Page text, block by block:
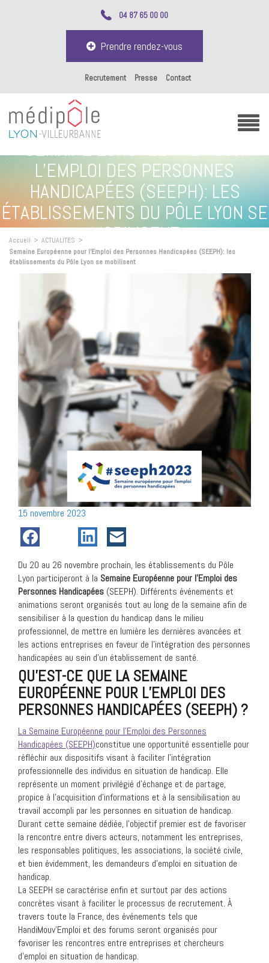
04 87 65 00 00
Prendre rendez-vous
Recrutement Presse Contact
SEMAINE EUROPÉENNE POUR
L’EMPLOI DES PERSONNES
HANDICAPÉES (SEEPH): LES
ÉTABLISSEMENTS DU PÔLE LYON SE
MOBILISENT
Accueil > ACTUALITES >
Semaine Européenne pour l’Emploi des Personnes Handicapées (SEEPH): les
établissements du Pôle Lyon se mobilisent
Posté
le
15 novembre 2023
Du 20 au 26 novembre prochain, les établissements du Pôle
Lyon participeront à la Semaine Européenne pour l’Emploi des
Personnes Handicapées (SEEPH). Différents événements et
animations seront organisés tout au long de la semaine afin de
sensibiliser à la question du handicap dans le milieu
professionnel, de mettre en lumière les dernières avancées et
les actions entreprises en faveur de l’intégration des personnes
handicapées au sein d’un établissement de santé.
QU’EST-CE QUE LA SEMAINE
EUROPÉENNE POUR L’EMPLOI DES
PERSONNES HANDICAPÉES (SEEPH) ?
La Semaine Européenne pour l’Emploi des Personnes
Handicapées (SEEPH)constitue une opportunité essentielle pour
réfléchir aux dispositifs visant à faciliter l’intégration
professionnelle des individus en situation de handicap. Elle
représente un moment privilégié d’échange et de partage,
propice à l’acquisition d’informations et à la sensibilisation au
travail accompli par les personnes en situation de handicap.
Durant cette semaine dédiée, l’objectif premier est de favoriser
la rencontre entre divers acteurs, notamment les entreprises,
les responsables politiques, les associations, la société civile,
et bien évidemment, les demandeurs d’emploi en situation de
handicap.
La SEEPH se caractérise enfin et surtout par des actions
concrètes visant à faciliter le processus de recrutement. À
travers toute la France, des événements tels que
HandiMouv’Emploi et des forums seront organisés pour
favoriser les rencontres entre entreprises et chercheurs
d’emploi en situation de handicap.